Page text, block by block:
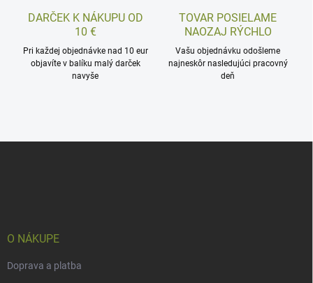
DARČEK K NÁKUPU OD
10 €
Pri každej objednávke nad 10 eur
objavíte v balíku malý darček
navyše
TOVAR POSIELAME
NAOZAJ RÝCHLO
Vašu objednávku odošleme
najneskôr nasledujúci pracovný
deň
O NÁKUPE
Doprava a platba